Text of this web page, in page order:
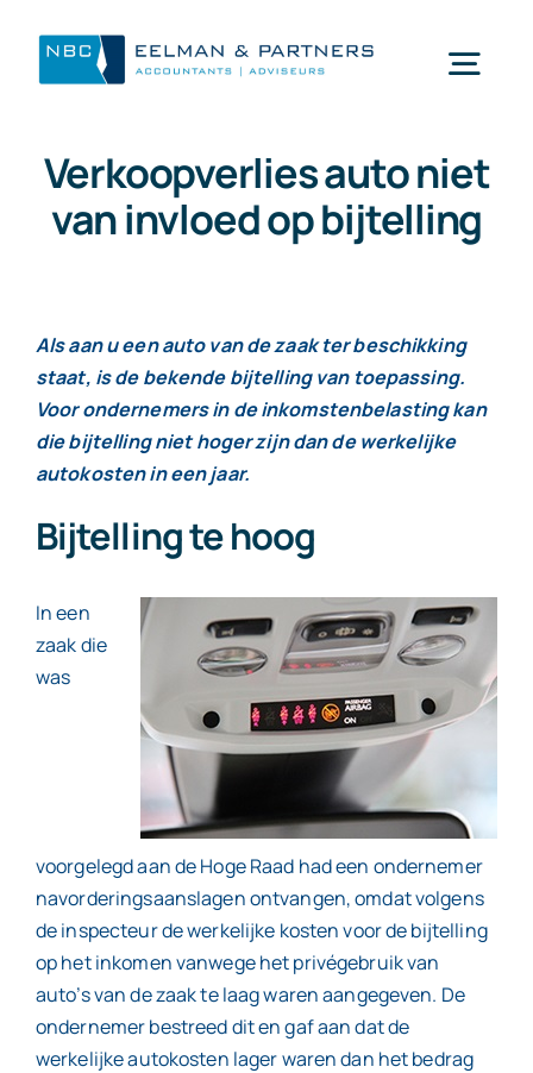
inhoud
Wat doen wij
Mijn NBC Eelman & Partners
Nieuws
Werken bij
Contact
Verkoopverlies auto niet
van invloed op bijtelling
Als aan u een auto van de zaak ter beschikking
staat, is de bekende bijtelling van toepassing.
Voor ondernemers in de inkomstenbelasting kan
die bijtelling niet hoger zijn dan de werkelijke
autokosten in een jaar.
Bijtelling te hoog
In een
zaak die
was
voorgelegd aan de Hoge Raad had een ondernemer
navorderingsaanslagen ontvangen, omdat volgens
de inspecteur de werkelijke kosten voor de bijtelling
op het inkomen vanwege het privégebruik van
auto’s van de zaak te laag waren aangegeven. De
ondernemer bestreed dit en gaf aan dat de
werkelijke autokosten lager waren dan het bedrag